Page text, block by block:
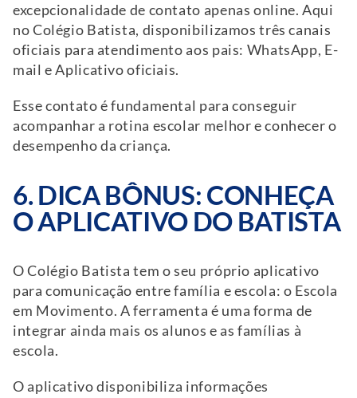
excepcionalidade de contato apenas online. Aqui
no Colégio Batista, disponibilizamos três canais
oficiais para atendimento aos pais: WhatsApp, E-
mail e Aplicativo oficiais.
Esse contato é fundamental para conseguir
acompanhar a rotina escolar melhor e conhecer o
desempenho da criança.
6. DICA BÔNUS: CONHEÇA
O APLICATIVO DO BATISTA
O Colégio Batista tem o seu próprio aplicativo
para comunicação entre família e escola: o Escola
em Movimento. A ferramenta é uma forma de
integrar ainda mais os alunos e as famílias à
escola.
O aplicativo disponibiliza informações